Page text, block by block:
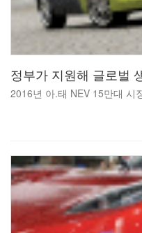
정부가 지원해 글로벌
2016년 아.태 NEV 15만대 시